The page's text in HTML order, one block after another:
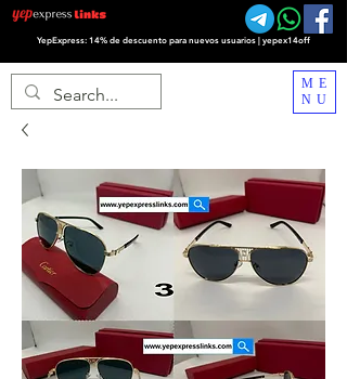
YepExpress: 14% de descuento para nuevos usuarios | yepex14off
ME
NU